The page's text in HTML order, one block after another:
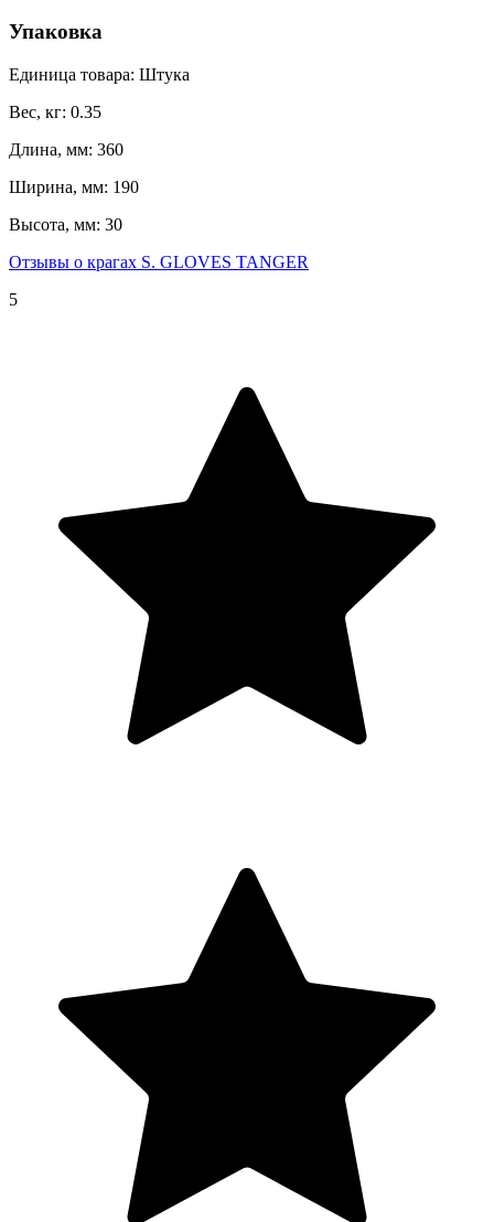
Упаковка
Единица товара: Штука
Вес, кг: 0.35
Длина, мм: 360
Ширина, мм: 190
Высота, мм: 30
Отзывы о крагах S. GLOVES TANGER
5